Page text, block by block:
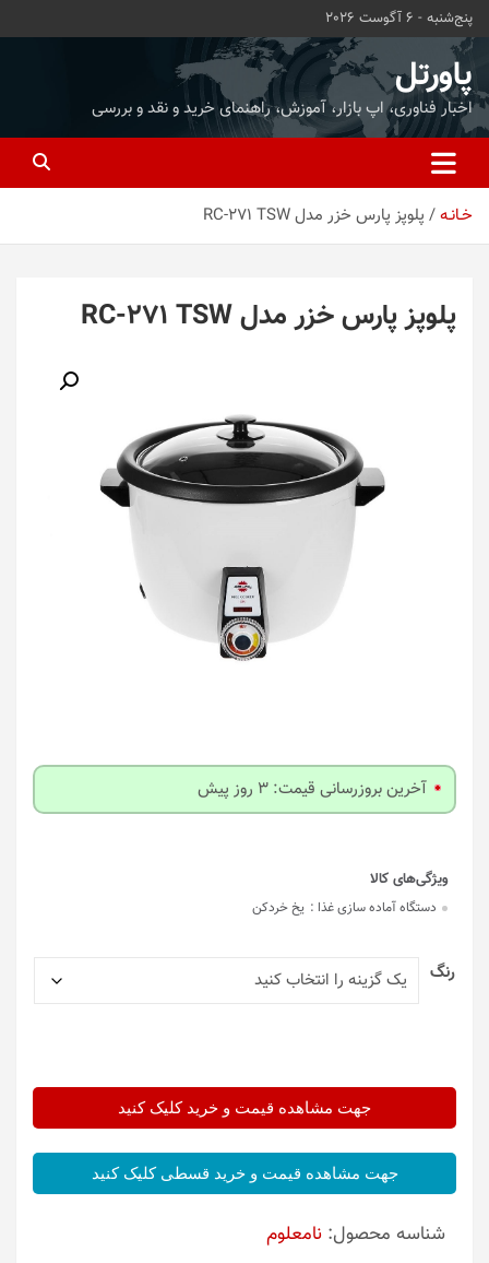
محتوا
بروید
پنج‌شنبه - 6 آگوست 2026
پاورتل
اخبار فناوری، اپ بازار، آموزش، راهنمای خرید و نقد و بررسی
خـانـه پلوپز پارس خزر مدل RC-271 TSW
پلوپز پارس خزر مدل RC-271 TSW
آخرین بروزرسانی قیمت: 3 روز پیش
دستگاه آماده سازی غذا : یخ خردکن
رنگ
جهت مشاهده قیمت و خرید کلیک کنید
جهت مشاهده قیمت و خرید قسطی کلیک کنید
شناسه محصول: نامعلوم